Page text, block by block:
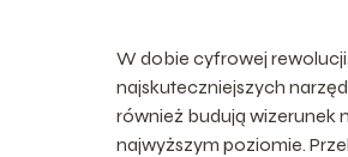
W dobie cyfrowej
najskuteczniejszych
również budują wizerunek
najwyższym poziomie.